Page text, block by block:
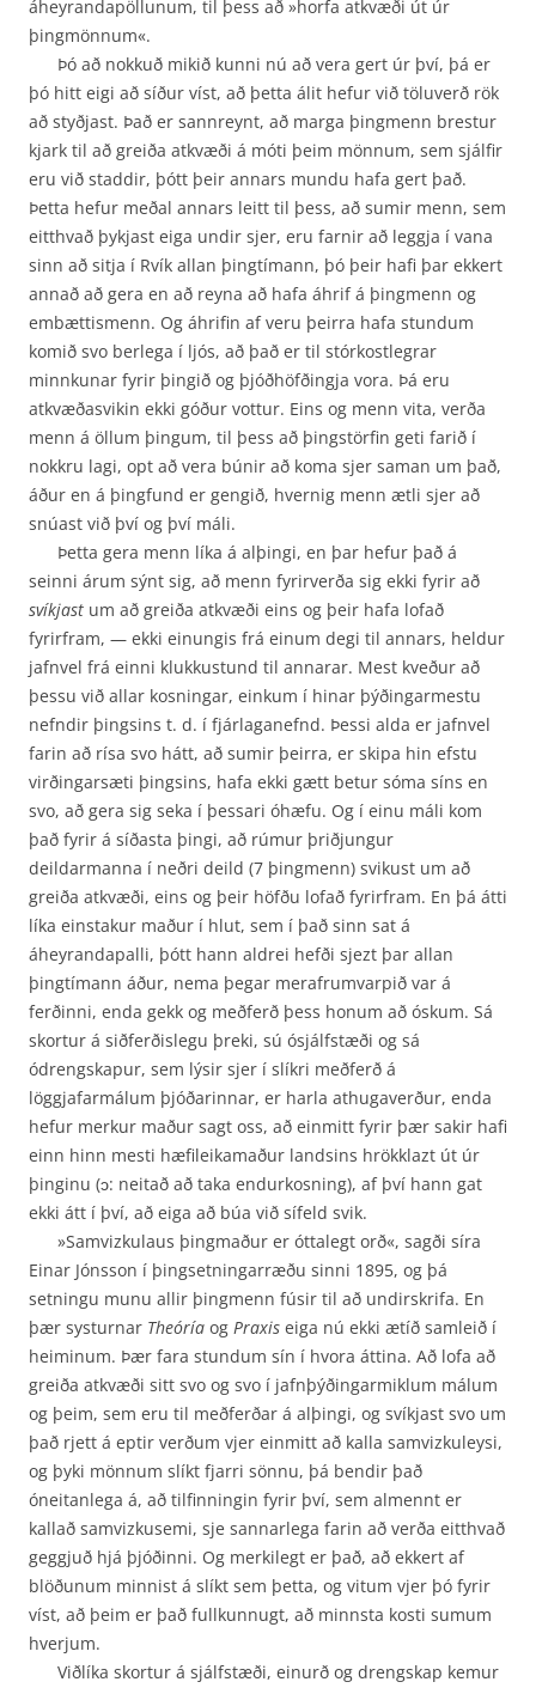
áheyranda­pöllunum, til þess að »horfa atkvæði út úr
þingmönnum«.
Þó að nokkuð mikið kunni nú að vera gert úr því, þá er
þó hitt eigi að síður víst, að þetta álit hefur við töluverð rök
að styðjast. Það er sannreynt, að marga þingmenn brestur
kjark til að greiða atkvæði á móti þeim mönnum, sem sjálfir
eru við staddir, þótt þeir annars mundu hafa gert það.
Þetta hefur meðal annars leitt til þess, að sumir menn, sem
eitthvað þykjast eiga undir sjer, eru farnir að leggja í vana
sinn að sitja í Rvík allan þingtímann, þó þeir hafi þar ekkert
annað að gera en að reyna að hafa áhrif á þingmenn og
embættismenn. Og áhrifin af veru þeirra hafa stundum
komið svo berlega í ljós, að það er til stórkostlegrar
minnkunar fyrir þingið og þjóðhöfðingja vora. Þá eru
atkvæðasvikin ekki góður vottur. Eins og menn vita, verða
menn á öllum þingum, til þess að þingstörfin geti farið í
nokkru lagi, opt að vera búnir að koma sjer saman um það,
áður en á þingfund er gengið, hvernig menn ætli sjer að
snúast við því og því máli.
Þetta gera menn líka á alþingi, en þar hefur það á
seinni árum sýnt sig, að menn fyrirverða sig ekki fyrir að
svíkjast um að greiða atkvæði eins og þeir hafa lofað
fyrirfram, — ekki einungis frá einum degi til annars, heldur
jafnvel frá einni klukkustund til annarar. Mest kveður að
þessu við allar kosningar, einkum í hinar þýðingarmestu
nefndir þingsins t. d. í fjárlaganefnd. Þessi alda er jafnvel
farin að rísa svo hátt, að sumir þeirra, er skipa hin efstu
virðingarsæti þingsins, hafa ekki gætt betur sóma síns en
svo, að gera sig seka í þessari óhæfu. Og í einu máli kom
það fyrir á síðasta þingi, að rúmur þriðjungur
deildarmanna í neðri deild (7 þingmenn) svikust um að
greiða atkvæði, eins og þeir höfðu lofað fyrirfram. En þá átti
líka einstakur maður í hlut, sem í það sinn sat á
áheyrandapalli, þótt hann aldrei hefði sjezt þar allan
þingtímann áður, nema þegar mera­frumvarpið var á
ferðinni, enda gekk og meðferð þess honum að óskum. Sá
skortur á siðferðis­legu þreki, sú ósjálfstæði og sá
ódrengskapur, sem lýsir sjer í slíkri meðferð á
löggjafarmálum þjóðarinnar, er harla athugaverður, enda
hefur merkur maður sagt oss, að einmitt fyrir þær sakir hafi
einn hinn mesti hæfileikamaður landsins hrökklazt út úr
þinginu (ɔ: neitað að taka endur­kosning), af því hann gat
ekki átt í því, að eiga að búa við sífeld svik.
»Samvizkulaus þingmaður er óttalegt orð«, sagði síra
Einar Jónsson í þingsetningarræðu sinni 1895, og þá
setningu munu allir þingmenn fúsir til að undirskrifa. En
þær systurnar Theóría og Praxis eiga nú ekki ætíð samleið í
heiminum. Þær fara stundum sín í hvora áttina. Að lofa að
greiða atkvæði sitt svo og svo í jafnþýðingarmiklum málum
og þeim, sem eru til meðferðar á alþingi, og svíkjast svo um
það rjett á eptir verðum vjer einmitt að kalla samvizkuleysi,
og þyki mönnum slíkt fjarri sönnu, þá bendir það
óneitanlega á, að tilfinningin fyrir því, sem almennt er
kallað samvizkusemi, sje sannarlega farin að verða eitthvað
geggjuð hjá þjóðinni. Og merkilegt er það, að ekkert af
blöðunum minnist á slíkt sem þetta, og vitum vjer þó fyrir
víst, að þeim er það fullkunnugt, að minnsta kosti sumum
hverjum.
Viðlíka skortur á sjálfstæði, einurð og drengskap kemur